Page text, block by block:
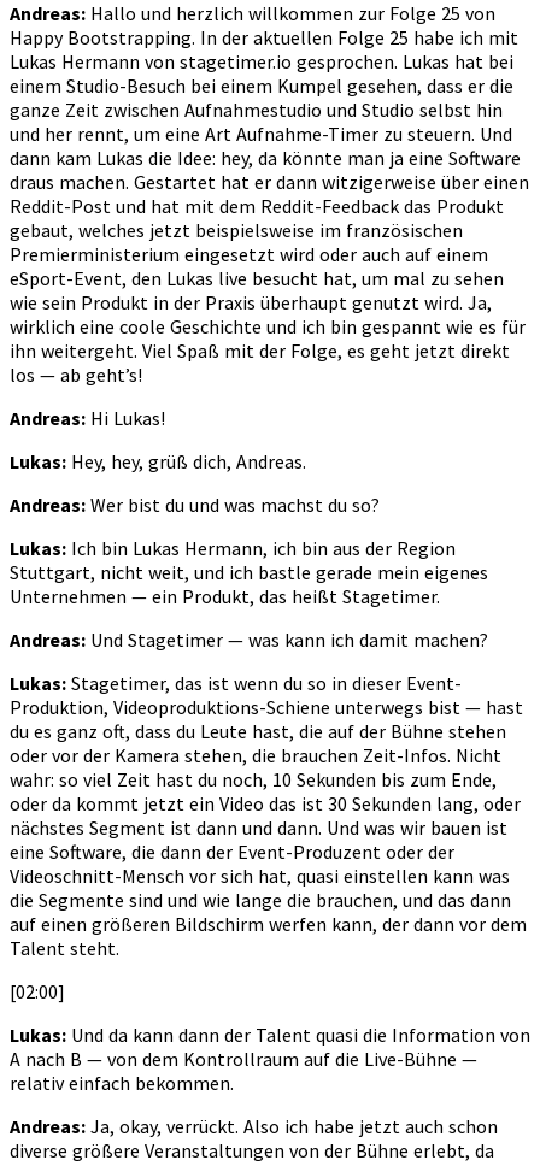
Andreas: Hallo und herzlich willkommen zur Folge 25 von
Happy Bootstrapping. In der aktuellen Folge 25 habe ich mit
Lukas Hermann von stagetimer.io gesprochen. Lukas hat bei
einem Studio-Besuch bei einem Kumpel gesehen, dass er die
ganze Zeit zwischen Aufnahmestudio und Studio selbst hin
und her rennt, um eine Art Aufnahme-Timer zu steuern. Und
dann kam Lukas die Idee: hey, da könnte man ja eine Software
draus machen. Gestartet hat er dann witzigerweise über einen
Reddit-Post und hat mit dem Reddit-Feedback das Produkt
gebaut, welches jetzt beispielsweise im französischen
Premierministerium eingesetzt wird oder auch auf einem
eSport-Event, den Lukas live besucht hat, um mal zu sehen
wie sein Produkt in der Praxis überhaupt genutzt wird. Ja,
wirklich eine coole Geschichte und ich bin gespannt wie es für
ihn weitergeht. Viel Spaß mit der Folge, es geht jetzt direkt
los — ab geht’s!
Andreas: Hi Lukas!
Lukas: Hey, hey, grüß dich, Andreas.
Andreas: Wer bist du und was machst du so?
Lukas: Ich bin Lukas Hermann, ich bin aus der Region
Stuttgart, nicht weit, und ich bastle gerade mein eigenes
Unternehmen — ein Produkt, das heißt Stagetimer.
Andreas: Und Stagetimer — was kann ich damit machen?
Lukas: Stagetimer, das ist wenn du so in dieser Event-
Produktion, Videoproduktions-Schiene unterwegs bist — hast
du es ganz oft, dass du Leute hast, die auf der Bühne stehen
oder vor der Kamera stehen, die brauchen Zeit-Infos. Nicht
wahr: so viel Zeit hast du noch, 10 Sekunden bis zum Ende,
oder da kommt jetzt ein Video das ist 30 Sekunden lang, oder
nächstes Segment ist dann und dann. Und was wir bauen ist
eine Software, die dann der Event-Produzent oder der
Videoschnitt-Mensch vor sich hat, quasi einstellen kann was
die Segmente sind und wie lange die brauchen, und das dann
auf einen größeren Bildschirm werfen kann, der dann vor dem
Talent steht.
[02:00]
Lukas: Und da kann dann der Talent quasi die Information von
A nach B — von dem Kontrollraum auf die Live-Bühne —
relativ einfach bekommen.
Andreas: Ja, okay, verrückt. Also ich habe jetzt auch schon
diverse größere Veranstaltungen von der Bühne erlebt, da